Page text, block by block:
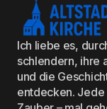
Ich liebe es,
schlendern, ihre
und die
entdecken. Jede